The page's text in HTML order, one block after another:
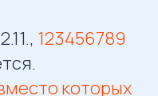
2.11., 123456789
которых